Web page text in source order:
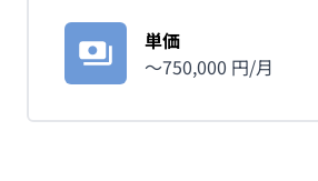
単価
〜750,000 円/月